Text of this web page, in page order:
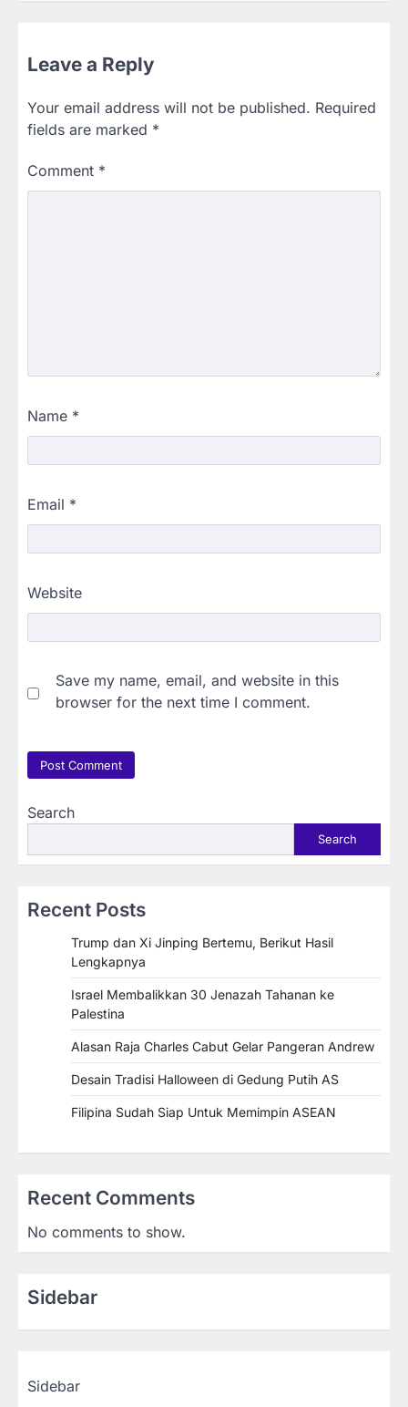
Leave a Reply
Your email address will not be published. Required
fields are marked *
Comment *
Name *
Email *
Website
Save my name, email, and website in this
browser for the next time I comment.
Search
Search
Recent Posts
Trump dan Xi Jinping Bertemu, Berikut Hasil
Lengkapnya
Israel Membalikkan 30 Jenazah Tahanan ke
Palestina
Alasan Raja Charles Cabut Gelar Pangeran Andrew
Desain Tradisi Halloween di Gedung Putih AS
Filipina Sudah Siap Untuk Memimpin ASEAN
Recent Comments
No comments to show.
Sidebar
Sidebar